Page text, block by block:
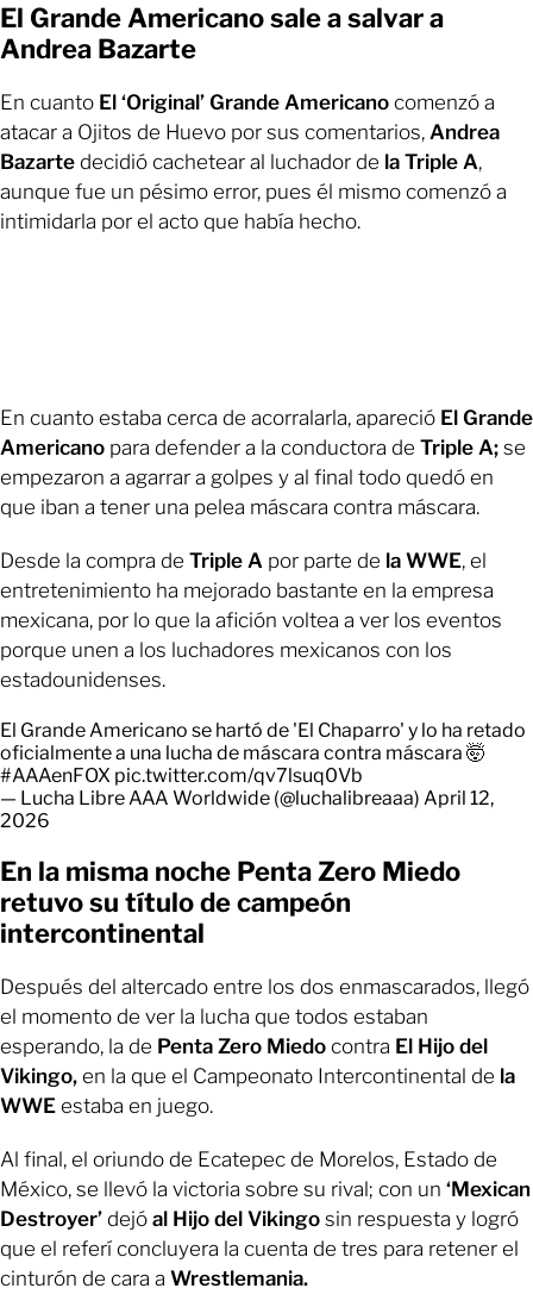
El Grande Americano sale a salvar a
Andrea Bazarte
En cuanto El ‘Original’ Grande Americano comenzó a
atacar a Ojitos de Huevo por sus comentarios, Andrea
Bazarte decidió cachetear al luchador de la Triple A,
aunque fue un pésimo error, pues él mismo comenzó a
intimidarla por el acto que había hecho.
En cuanto estaba cerca de acorralarla, apareció El Grande
Americano para defender a la conductora de Triple A; se
empezaron a agarrar a golpes y al final todo quedó en
que iban a tener una pelea máscara contra máscara.
Desde la compra de Triple A por parte de la WWE, el
entretenimiento ha mejorado bastante en la empresa
mexicana, por lo que la afición voltea a ver los eventos
porque unen a los luchadores mexicanos con los
estadounidenses.
El Grande Americano se hartó de 'El Chaparro' y lo ha retado
oficialmente a una lucha de máscara contra máscara 🤯
#AAAenFOX pic.twitter.com/qv7lsuq0Vb
— Lucha Libre AAA Worldwide (@luchalibreaaa) April 12,
2026
En la misma noche Penta Zero Miedo
retuvo su título de campeón
intercontinental
Después del altercado entre los dos enmascarados, llegó
el momento de ver la lucha que todos estaban
esperando, la de Penta Zero Miedo contra El Hijo del
Vikingo, en la que el Campeonato Intercontinental de la
WWE estaba en juego.
Al final, el oriundo de Ecatepec de Morelos, Estado de
México, se llevó la victoria sobre su rival; con un ‘Mexican
Destroyer’ dejó al Hijo del Vikingo sin respuesta y logró
que el referí concluyera la cuenta de tres para retener el
cinturón de cara a Wrestlemania.